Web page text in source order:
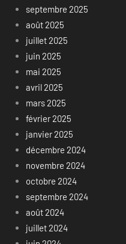
septembre 2025
août 2025
juillet 2025
juin 2025
mai 2025
avril 2025
mars 2025
février 2025
janvier 2025
décembre 2024
novembre 2024
octobre 2024
septembre 2024
août 2024
juillet 2024